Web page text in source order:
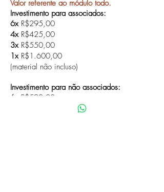
Valor referente ao módulo todo.
Investimento para associados:
6xR$295,00
4xR$425,00
3xR$550,00
1xR$1.600,00
(material não incluso)
Investimento para não associados:
6x
R$590,00